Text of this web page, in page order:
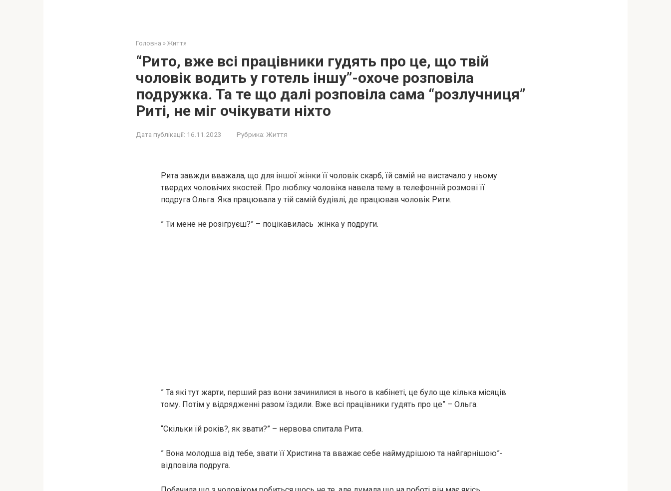
Головна » Життя
“Рито, вже всі працівники гудять про це, що твій
чоловік водить у готель іншу”-охоче розповіла
подружка. Та те що далі розповіла сама “розлучниця”
Риті, не міг очікувати ніхто
Дата публікації: 16.11.2023 Рубрика: Життя
Рита завжди вважала, що для іншої жінки її чоловік скарб, їй самій не вистачало у ньому
твердих чоловічих якостей. Про люблку чоловіка навела тему в телефонній розмові її
подруга Ольга. Яка працювала у тій самій будівлі, де працював чоловік Рити.
” Ти мене не розігруєш?” – поцікавилась жінка у подруги.
” Та які тут жарти, перший раз вони зачинилися в нього в кабінеті, це було ще кілька місяців
тому. Потім у відрядженні разом їздили. Вже всі працівники гудять про це” – Ольга.
“Скільки їй років?, як звати?” – нервова спитала Рита.
” Вона молодша від тебе, звати її Христина та вважає себе наймудрішою та найгарнішою”-
відповіла подруга.